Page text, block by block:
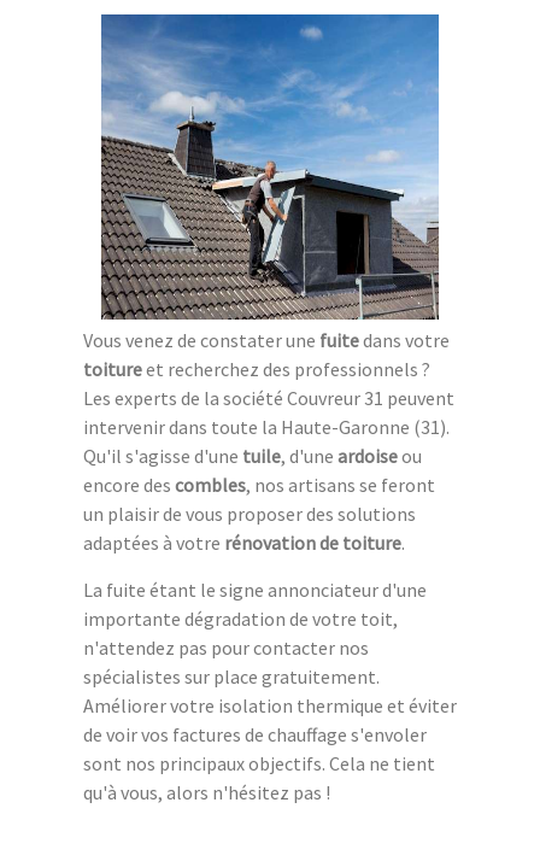
Vous venez de constater une fuitedans votre
toitureet recherchez des professionnels ?
Les experts de la société Couvreur 31 peuvent
intervenir dans toute la Haute-Garonne (31).
Qu'il s'agisse d'une tuile, d'une ardoiseou
encore des combles, nos artisans se feront
un plaisir de vous proposer des solutions
adaptées à votre rénovation de toiture.
La fuite étant le signe annonciateur d'une
importante dégradation de votre toit,
n'attendez pas pour contacter nos
spécialistes sur place gratuitement.
Améliorer votre isolation thermique et éviter
de voir vos factures de chauffage s'envoler
sont nos principaux objectifs. Cela ne tient
qu'à vous, alors n'hésitez pas !